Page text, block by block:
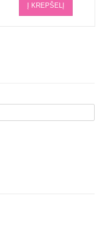
Į KREPŠELĮ